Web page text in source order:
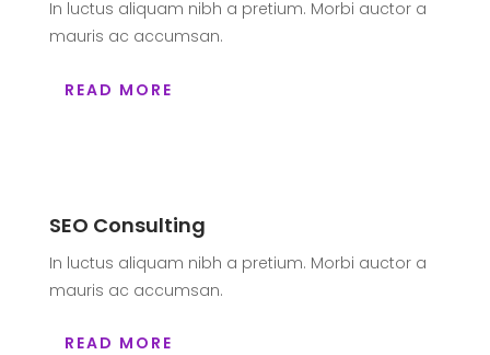
In luctus aliquam nibh a pretium. Morbi auctor a
mauris ac accumsan.
READ MORE
SEO Consulting
In luctus aliquam nibh a pretium. Morbi auctor a
mauris ac accumsan.
READ MORE